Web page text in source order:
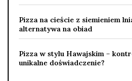
Pizza na cieście z siemieniem
alternatywa na obiad
Pizza w stylu Hawajskim –
unikalne doświadczenie?